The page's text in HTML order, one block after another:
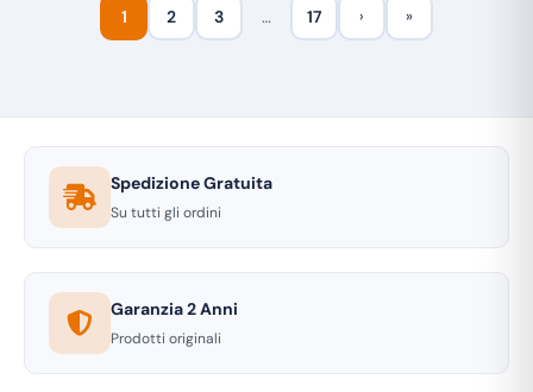
1 2 3 … 17 › »
Spedizione Gratuita
Su tutti gli ordini
Garanzia 2 Anni
Prodotti originali